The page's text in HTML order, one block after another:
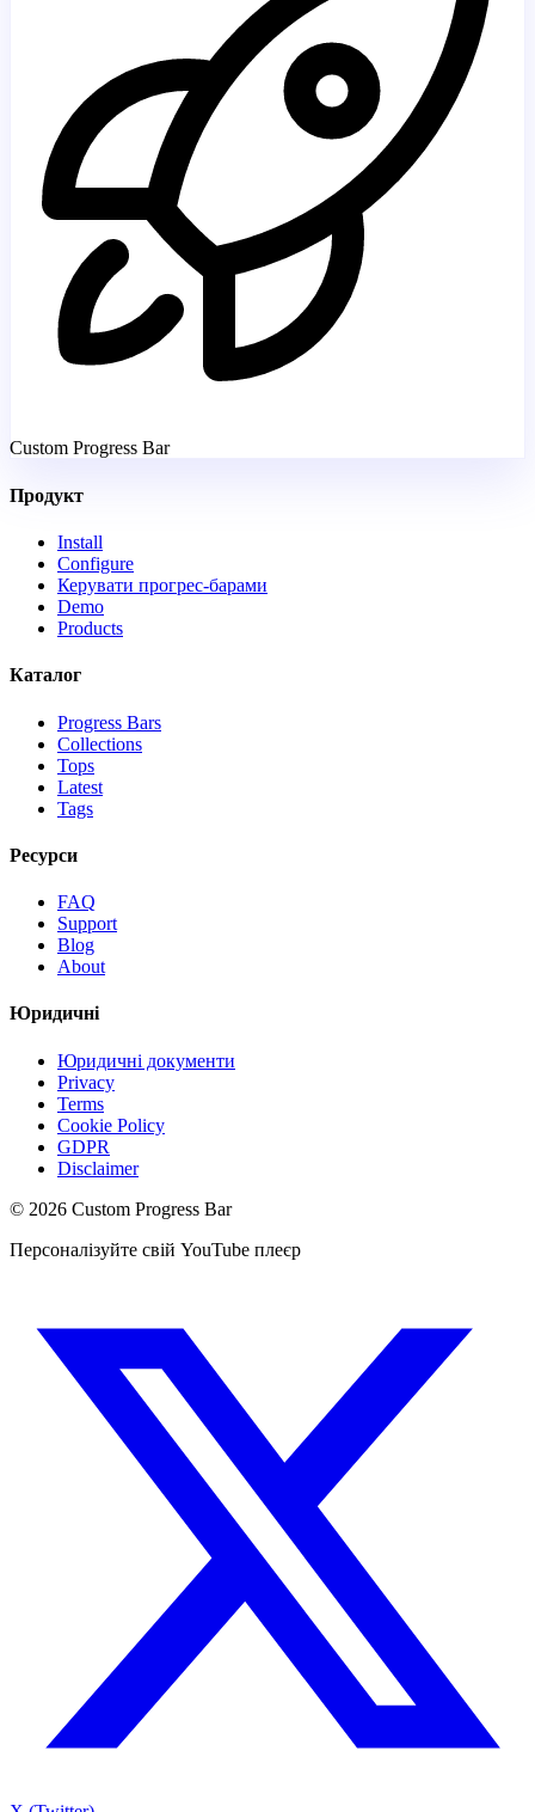
Custom Progress Bar
Продукт
Install
Configure
Керувати прогрес-барами
Demo
Products
Каталог
Progress Bars
Collections
Tops
Latest
Tags
Ресурси
FAQ
Support
Blog
About
Юридичні
Юридичні документи
Privacy
Terms
Cookie Policy
GDPR
Disclaimer
© 2026 Custom Progress Bar
Персоналізуйте свій YouTube плеєр